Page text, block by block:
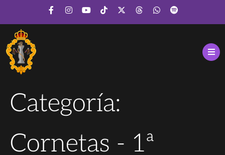
Categoría:
Cornetas - 1ª